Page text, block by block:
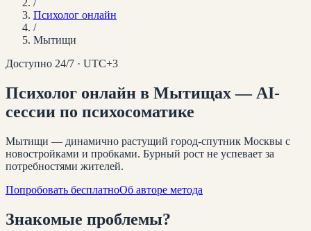
/
Психолог онлайн
/
Мытищи
Доступно 24/7 · UTC+3
Психолог онлайн в Мытищах— AI-
сессии по психосоматике
Мытищи — динамично растущий город-спутник Москвы с
новостройками и пробками. Бурный рост не успевает за
потребностями жителей.
Попробовать бесплатноОб авторе метода
Знакомые проблемы?